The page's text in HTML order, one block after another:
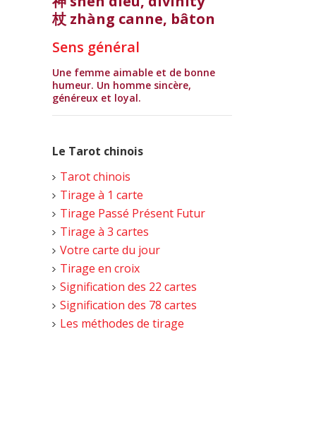
杖 zhàng canne, bâton
Sens général
Une femme aimable et de bonne
humeur. Un homme sincère,
généreux et loyal.
Le Tarot chinois
Tarot chinois
Tirage à 1 carte
Tirage Passé Présent Futur
Tirage à 3 cartes
Votre carte du jour
Tirage en croix
Signification des 22 cartes
Signification des 78 cartes
Les méthodes de tirage